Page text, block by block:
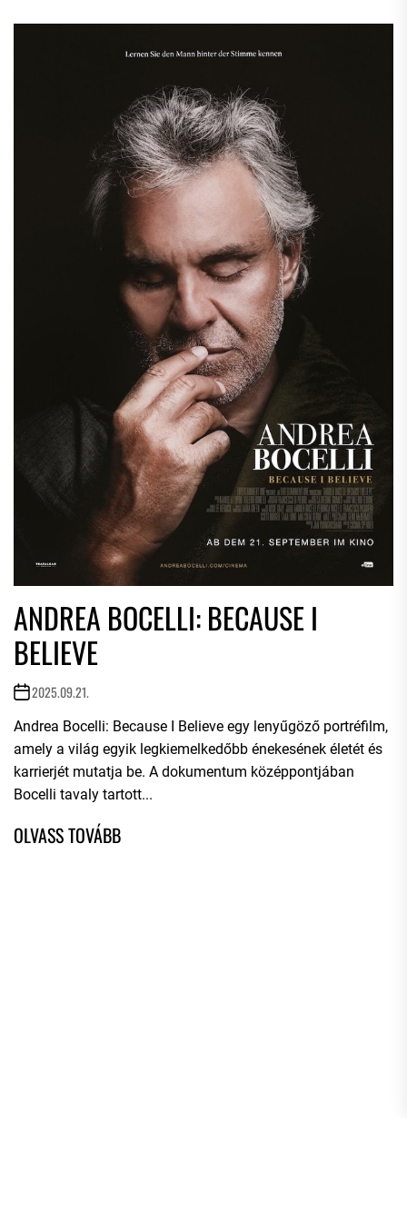
ANDREA BOCELLI: BECAUSE I
BELIEVE
2025.09.21.
Andrea Bocelli: Because I Believe egy lenyűgöző portréfilm,
amely a világ egyik legkiemelkedőbb énekesének életét és
karrierjét mutatja be. A dokumentum középpontjában
Bocelli tavaly tartott...